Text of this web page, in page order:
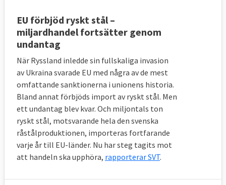
EU förbjöd ryskt stål –
miljardhandel fortsätter genom
undantag
När Ryssland inledde sin fullskaliga invasion
av Ukraina svarade EU med några av de mest
omfattande sanktionerna i unionens historia.
Bland annat förbjöds import av ryskt stål. Men
ett undantag blev kvar. Och miljontals ton
ryskt stål, motsvarande hela den svenska
råstålproduktionen, importeras fortfarande
varje år till EU-länder. Nu har steg tagits mot
att handeln ska upphöra, rapporterar SVT.